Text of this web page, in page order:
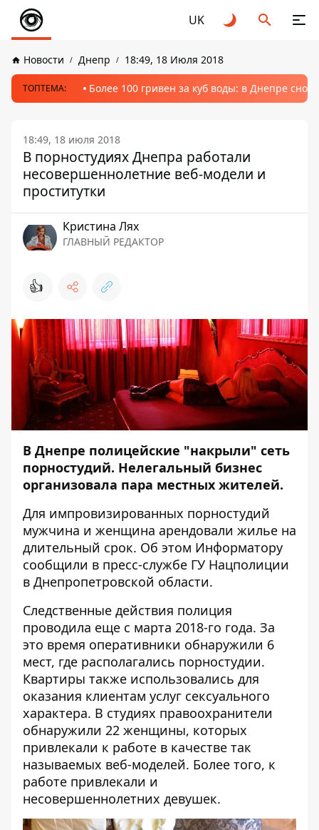
UK
Новости Днепр 18:49, 18 Июля 2018
ТОПТЕМА: Более 100 гривен за куб воды: в Днепре
18:49, 18 июля 2018
В порностудиях Днепра работали
несовершеннолетние веб-модели и
проститутки
Кристина Лях
ГЛАВНЫЙ РЕДАКТОР
👍
В Днепре полицейские "накрыли" сеть
порностудий. Нелегальный бизнес
организовала пара местных жителей.
Для импровизированных порностудий
мужчина и женщина арендовали жилье на
длительный срок. Об этом Информатору
сообщили в пресс-службе ГУ Нацполиции
в Днепропетровской области.
Следственные действия полиция
проводила еще с марта 2018-го года. За
это время оперативники обнаружили 6
мест, где располагались порностудии.
Квартиры также использовались для
оказания клиентам услуг сексуального
характера. В студиях правоохранители
обнаружили 22 женщины, которых
привлекали к работе в качестве так
называемых веб-моделей. Более того, к
работе привлекали и
несовершеннолетних девушек.